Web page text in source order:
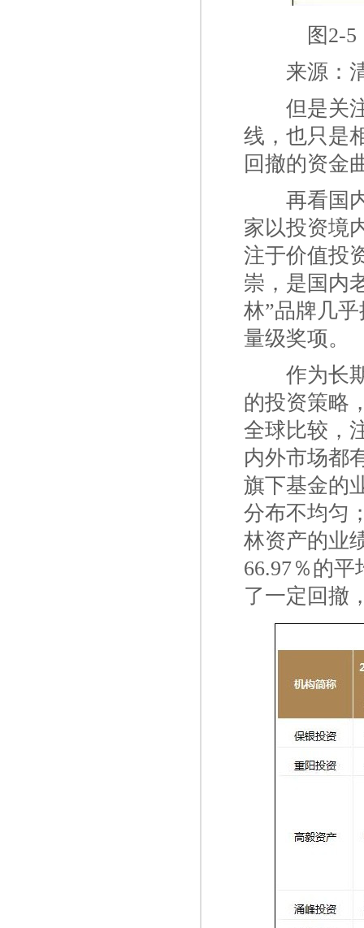
图2-
来源：
但是关
线，也只是
回撤的资金
再看国
家以投资境
注于价值投
崇，是国内
林”品牌几
量级奖项。
作为长
的投资策略
全球比较，
内外市场都
旗下基金的
分布不均匀
林资产的业
66.97％的
了一定回撤